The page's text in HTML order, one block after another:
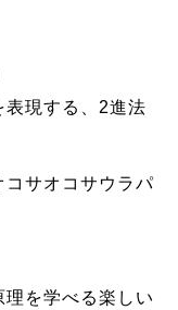
表現する、2進法
サオコサウラパ
を学べる楽しい